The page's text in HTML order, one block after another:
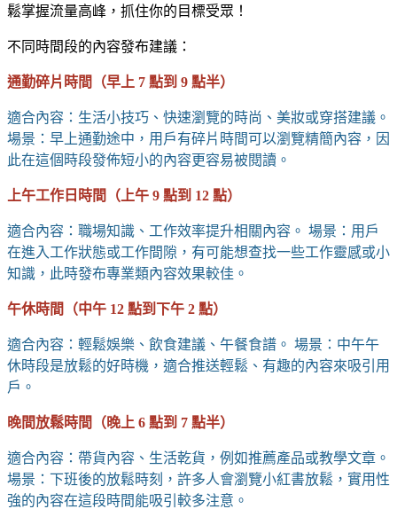
鬆掌握流量高峰，抓住你的目標受眾！
不同時間段的內容發布建議：
通勤碎片時間（早上 7 點到 9 點半）
適合內容：生活小技巧、快速瀏覽的時尚、美妝或穿搭建議。
場景：早上通勤途中，用戶有碎片時間可以瀏覽精簡內容，因
此在這個時段發佈短小的內容更容易被閱讀。
上午工作日時間（上午 9 點到 12 點）
適合內容：職場知識、工作效率提升相關內容。 場景：用戶
在進入工作狀態或工作間隙，有可能想查找一些工作靈感或小
知識，此時發布專業類內容效果較佳。
午休時間（中午 12 點到下午 2 點）
適合內容：輕鬆娛樂、飲食建議、午餐食譜。 場景：中午午
休時段是放鬆的好時機，適合推送輕鬆、有趣的內容來吸引用
戶。
晚間放鬆時間（晚上 6 點到 7 點半）
適合內容：帶貨內容、生活乾貨，例如推薦產品或教學文章。
場景：下班後的放鬆時刻，許多人會瀏覽小紅書放鬆，實用性
強的內容在這段時間能吸引較多注意。